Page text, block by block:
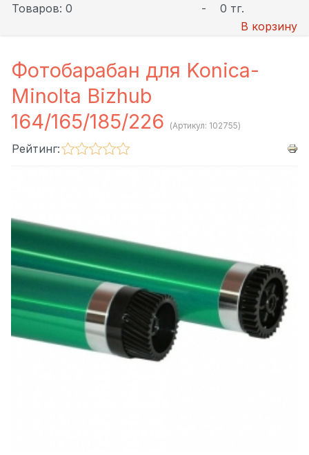
Товаров: 0 -
0 тг.
В корзину
Фотобарабан для Konica-
Minolta Bizhub
164/165/185/226
(Артикул: 102755)
Рейтинг: